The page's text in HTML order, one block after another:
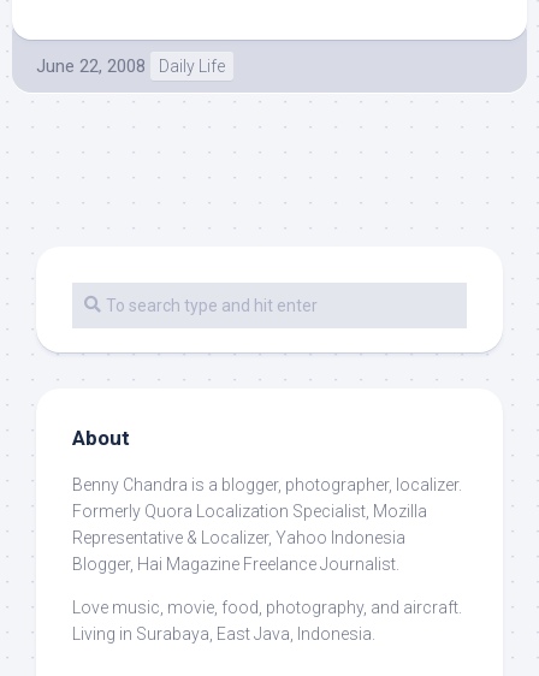
June 22, 2008 Daily Life
About
Benny Chandra is a blogger, photographer, localizer.
Formerly Quora Localization Specialist, Mozilla
Representative & Localizer, Yahoo Indonesia
Blogger, Hai Magazine Freelance Journalist.
Love music, movie, food, photography, and aircraft.
Living in Surabaya, East Java, Indonesia.